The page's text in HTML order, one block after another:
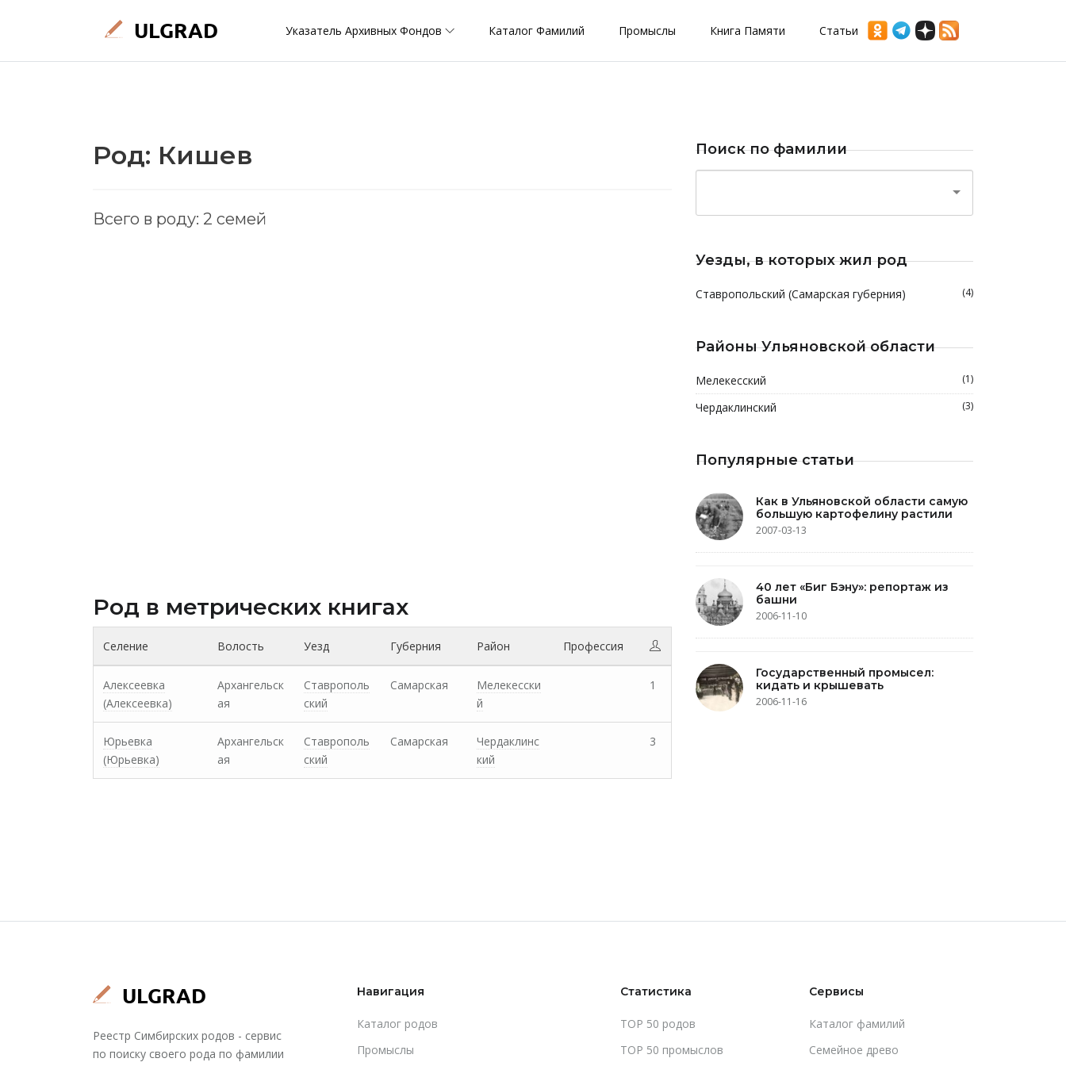
Указатель Архивных Фондов Каталог Фамилий Промыслы Книга Памяти Статьи
Род: Кишев
Всего в роду: 2 семей
Род в метрических книгах
Селение Волость Уезд Губерния Район Профессия
Алексеевка
(Алексеевка)
Архангельск
ая
Ставрополь
ский
Самарская
Мелекесски
й
1
Юрьевка
(Юрьевка)
Архангельск
ая
Ставрополь
ский
Самарская
Чердаклинс
кий
3
Поиск по фамилии
Уезды, в которых жил род
Ставропольский (Самарская губерния) (4)
Районы Ульяновской области
Мелекесский (1)
Чердаклинский (3)
Популярные статьи
Как в Ульяновской области самую
большую картофелину растили
2007-03-13
40 лет «Биг Бэну»: репортаж из
башни
2006-11-10
Государственный промысел:
кидать и крышевать
2006-11-16
Реестр Симбирских родов - сервис
по поиску своего рода по фамилии
Навигация
Каталог родов
Промыслы
Статистика
TOP 50 родов
TOP 50 промыслов
Сервисы
Каталог фамилий
Cемейное древо